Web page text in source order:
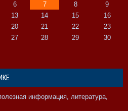
6 7 8
9
13 14 15
16
20 21 22
23
27 28 29
30
информация, литература,